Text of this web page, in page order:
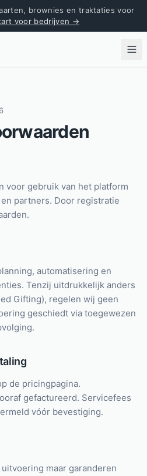
brownies en traktaties voor
voor bedrijven →
voor gebruik van het platform
partners. Door registratie
automatisering en
Tenzij uitdrukkelijk anders
Gifting), regelen wij geen
geschiedt via toegewezen
de pricingpagina.
gefactureerd. Servicefees
vóór bevestiging.
maar garanderen